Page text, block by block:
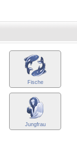
Fische
Jungfrau